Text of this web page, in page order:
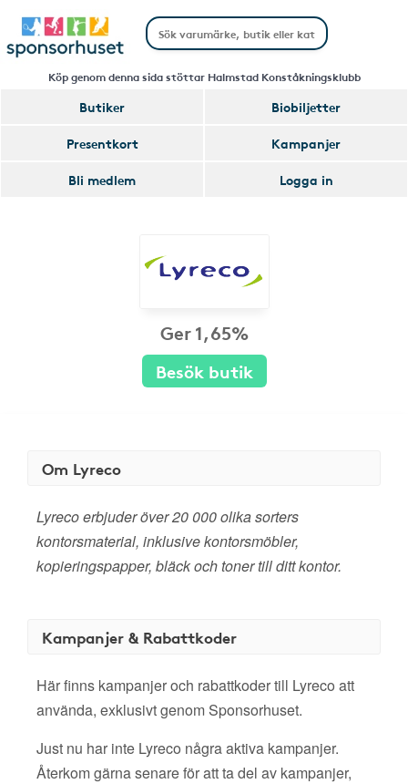
Köp genom denna sida stöttar Halmstad Konståkningsklubb
Butiker
Biobiljetter
Presentkort
Kampanjer
Bli medlem
Logga in
Ger 1,65%
Besök butik
Om Lyreco
Lyreco erbjuder över 20 000 olika sorters
kontorsmaterial, inklusive kontorsmöbler,
kopieringspapper, bläck och toner till ditt kontor.
Kampanjer & Rabattkoder
Här finns kampanjer och rabattkoder till Lyreco att
använda, exklusivt genom Sponsorhuset.
Just nu har inte Lyreco några aktiva kampanjer.
Återkom gärna senare för att ta del av kampanjer,